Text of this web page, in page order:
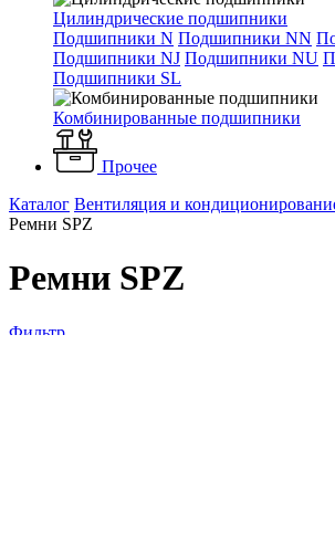
Цилиндрические подшипники
Подшипники N Подшипники NN
Подшипники NJ Подшипники NU
Подшипники SL
Комбинированные подшипники
Прочее
Каталог Вентиляция и
Ремни SPZ
Ремни SPZ
Фильтр